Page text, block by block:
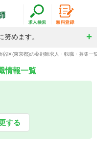
めます。
宿区(東京都)の薬剤師求人・転職・募集一
情報一覧
する